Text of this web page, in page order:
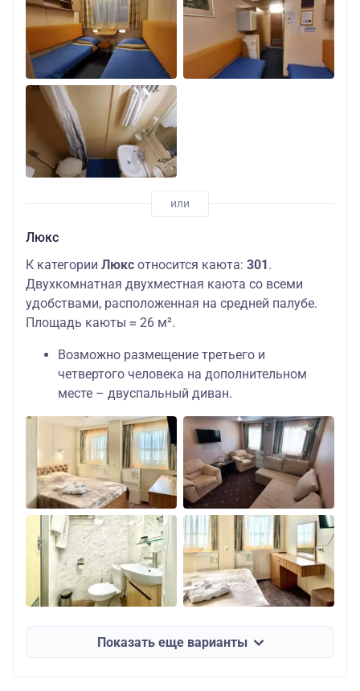
Люкс
К категории Люкс относится каюта: 301.
Двухкомнатная двухместная каюта со всеми
удобствами, расположенная на средней палубе.
Площадь каюты ≈ 26 м².
Возможно размещение третьего и
четвертого человека на дополнительном
месте – двуспальный диван.
Показать еще варианты